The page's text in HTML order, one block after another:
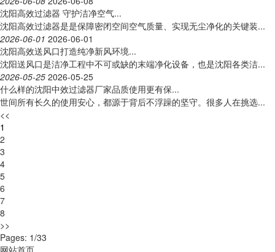
沈阳高效过滤器 守护洁净空气...
沈阳高效过滤器是是保障密闭空间空气质量、实现无尘净化的关键装...
2026-06-01 2026-06-01
沈阳高效送风口打造纯净新风环境...
沈阳送风口是洁净工程中不可或缺的末端净化设备，也是沈阳各类洁...
2026-05-25 2026-05-25
什么样的沈阳中效过滤器厂家品质使用更有保...
世间所有长久的使用安心，都源于背后不浮躁的坚守。很多人在挑选...
<<
1
2
3
4
5
6
7
8
>>
Pages: 1/33
网站首页